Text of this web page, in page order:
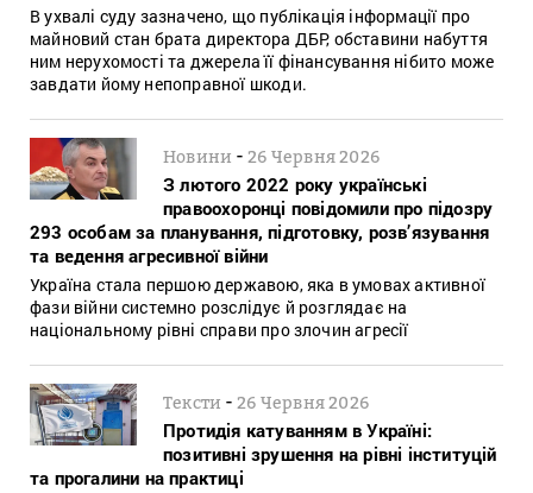
В ухвалі суду зазначено, що публікація інформації про
майновий стан брата директора ДБР, обставини набуття
ним нерухомості та джерела її фінансування нібито може
завдати йому непоправної шкоди.
Новини -26 Червня 2026
З лютого 2022 року українські
правоохоронці повідомили про підозру
293 особам за планування, підготовку, розв’язування
та ведення агресивної війни
Україна стала першою державою, яка в умовах активної
фази війни системно розслідує й розглядає на
національному рівні справи про злочин агресії
Тексти -26 Червня 2026
Протидія катуванням в Україні:
позитивні зрушення на рівні інституцій
та прогалини на практиці